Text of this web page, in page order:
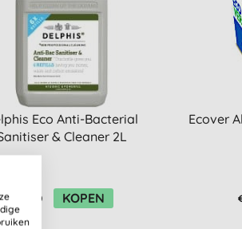
Eco Anti-Bacterial
& Cleaner 2L
€ 15,40 KOPEN
Ecover